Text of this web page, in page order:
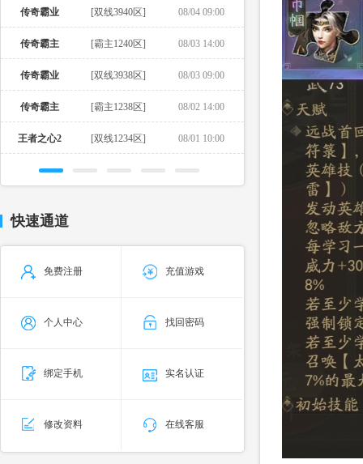
传奇霸业 [双线3940区] 08/04 09:00
传奇霸主 [霸主1240区] 08/03 14:00
传奇霸业 [双线3938区] 08/03 09:00
传奇霸主 [霸主1238区] 08/02 14:00
王者之心2 [双线1234区] 08/01 10:00
快速通道
免费注册 充值游戏
个人中心 找回密码
绑定手机 实名认证
修改资料 在线客服